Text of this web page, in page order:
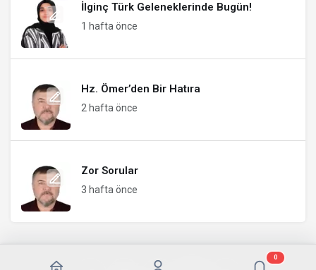
İlginç Türk Geleneklerinde Bugün!
1 hafta önce
Hz. Ömer’den Bir Hatıra
2 hafta önce
Zor Sorular
3 hafta önce
0